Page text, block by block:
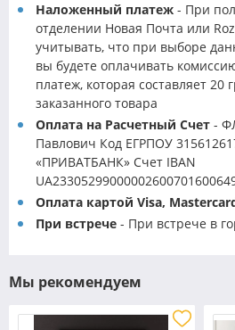
Наложенный платеж - При
отделении Новая Почта или
учитывать, что при выборе
вы будете оплачивать
платеж, которая составляет 20
заказанного товара
Оплата на Расчетный Счет -
Павлович Код ЕГРПОУ
«ПРИВАТБАНК» Счет IBAN
Оплата картой Visa,
При встрече - При встрече в
Мы рекомендуем